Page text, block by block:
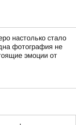
настолько стало
фотография не
эмоции от